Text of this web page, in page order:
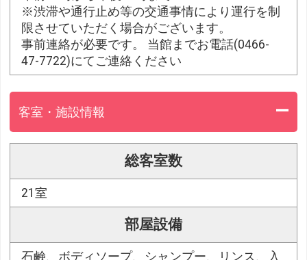
※渋滞や通行止め等の交通事情により運行を制
限させていただく場合がございます。
事前連絡が必要です。 当館までお電話(0466-
47-7722)にてご連絡ください
客室・施設情報
総客室数
21室
部屋設備
石鹸、ボディソープ、シャンプー、リンス、入